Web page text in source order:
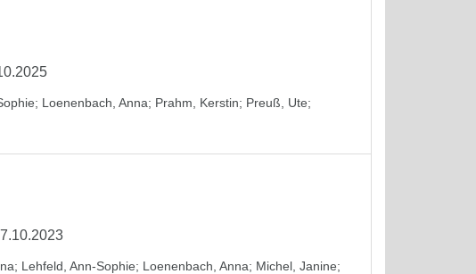
; Loenenbach, Anna; Prahm, Kerstin; Preuß, Ute;
; Lehfeld, Ann-Sophie; Loenenbach, Anna; Michel, Janine;